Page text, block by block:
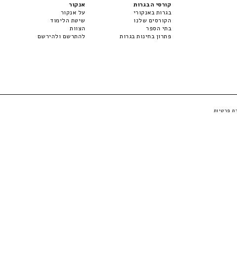
קורסי הבגרות
בגרות באנקורי
הקורסים שלנו
בתי הספר
פתרון בחינות בגרות
אנקור
על אנקור
שיטת הלימוד
הצוות
להתרשם ולהירשם